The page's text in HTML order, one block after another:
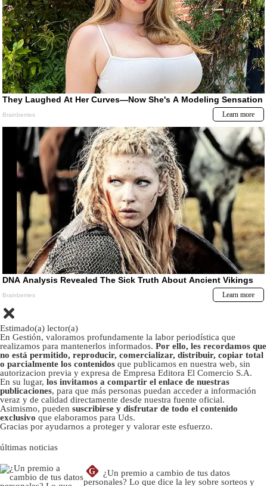
Estimado(a) lector(a)
En Gestión, valoramos profundamente la labor periodística que
realizamos para mantenerlos informados. Por ello, les recordamos que
no está permitido, reproducir, comercializar, distribuir, copiar total
o parcialmente los contenidos que publicamos en nuestra web, sin
autorizacion previa y expresa de Empresa Editora El Comercio S.A.
En su lugar, los invitamos a compartir el enlace de nuestras
publicaciones, para que más personas puedan acceder a información
veraz y de calidad directamente desde nuestra fuente oficial.
Asimismo, pueden suscribirse y disfrutar de todo el contenido
exclusivo que elaboramos para Uds.
Gracias por ayudarnos a proteger y valorar este esfuerzo.
últimas noticias
G
¿Un premio a cambio de tus datos
personales? Lo que dice la ley sobre sorteos y